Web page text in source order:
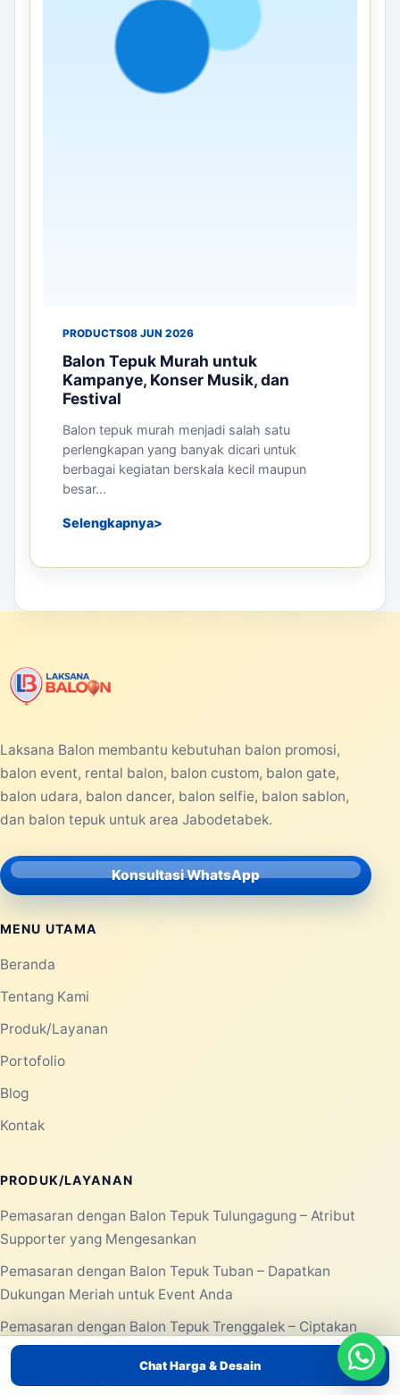
PRODUCTS08 JUN 2026
Balon Tepuk Murah untuk
Kampanye, Konser Musik, dan
Festival
Balon tepuk murah menjadi salah satu
perlengkapan yang banyak dicari untuk
berbagai kegiatan berskala kecil maupun
besar...
Selengkapnya
Chat Harga & Desain
Laksana Balon membantu kebutuhan balon promosi,
balon event, rental balon, balon custom, balon gate,
balon udara, balon dancer, balon selfie, balon sablon,
dan balon tepuk untuk area Jabodetabek.
Konsultasi WhatsApp
MENU UTAMA
Beranda
Tentang Kami
Produk/Layanan
Portofolio
Blog
Kontak
PRODUK/LAYANAN
Pemasaran dengan Balon Tepuk Tulungagung – Atribut
Supporter yang Mengesankan
Pemasaran dengan Balon Tepuk Tuban – Dapatkan
Dukungan Meriah untuk Event Anda
Pemasaran dengan Balon Tepuk Trenggalek – Ciptakan
Atmosfer Event yang Meriah
Pemasaran Dengan Balon Tepuk Surabaya – Atribut